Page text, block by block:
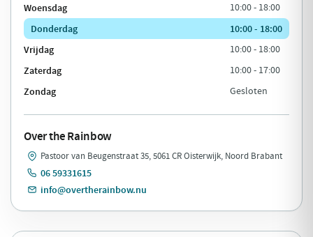
Woensdag 10:00 - 18:00
Donderdag
10:00 - 18:00
Vrijdag
10:00 - 18:00
Zaterdag 10:00 - 17:00
Zondag Gesloten
Over the Rainbow
Pastoor van Beugenstraat 35, 5061 CR Oisterwijk, Noord Brabant
06 59331615
info@overtherainbow.nu